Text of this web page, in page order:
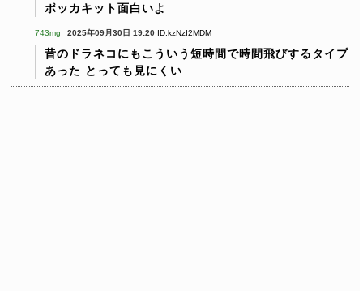
ポッカキット面白いよ
743mg 2025年09月30日 19:20 ID:kzNzI2MDM
昔のドラネコにもこういう短時間で時間飛びするタイプ
あった とっても見にくい